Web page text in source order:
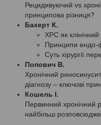
Рецидивуючий vs
принципова різниця?
Бахерт К.
ХРС як
Принципи ендо-
Суть хірургії
Попович В.
Хронічний
діагнозу – ключові
Кошель І.
Первинний хронічний
найбільш